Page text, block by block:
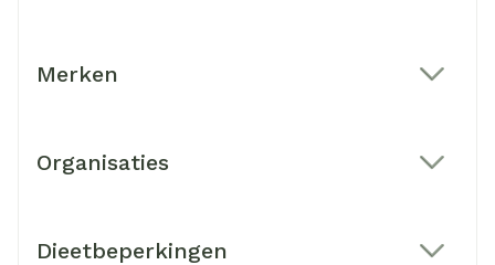
Merken
Organisaties
Dieetbeperkingen